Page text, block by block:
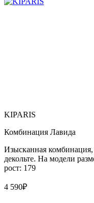
KIPARIS
Комбинация Лавида
Изысканная
декольте. На модели
рост: 179
4 590₽